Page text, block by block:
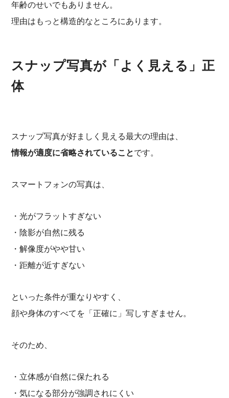
年齢のせいでもありません。
理由はもっと構造的なところにあります。
スナップ写真が「よく見える」正
体
スナップ写真が好ましく見える最大の理由は、
情報が適度に省略されていることです。
スマートフォンの写真は、
・光がフラットすぎない
・陰影が自然に残る
・解像度がやや甘い
・距離が近すぎない
といった条件が重なりやすく、
顔や身体のすべてを「正確に」写しすぎません。
そのため、
・立体感が自然に保たれる
・気になる部分が強調されにくい